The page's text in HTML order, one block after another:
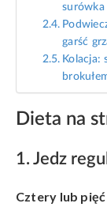
surówka
garść
Kolacja:
Dieta na
1. Jedz
Cztery lub